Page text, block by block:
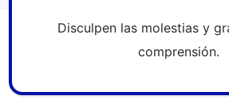
La OMS
Disculpen las molestias y
comprensión.